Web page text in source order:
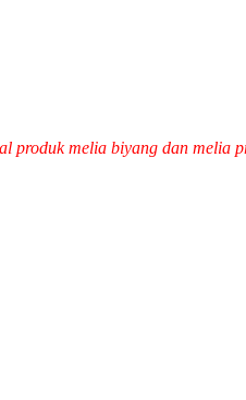
produk melia biyang dan melia